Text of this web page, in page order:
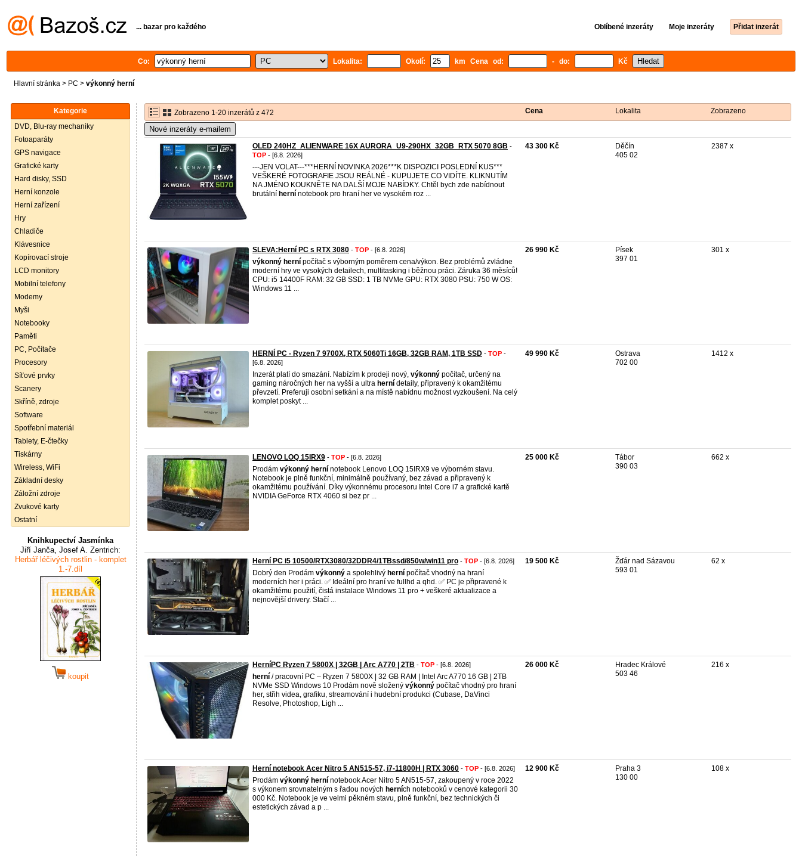
... bazar pro každého Oblíbené inzeráty Moje inzeráty Přidat inzerát
Co: Lokalita: Okolí: km Cena od: - do: Kč
Hlavní stránka > PC > výkonný herní
Kategorie
DVD, Blu-ray mechaniky
Fotoaparáty
GPS navigace
Grafické karty
Hard disky, SSD
Herní konzole
Herní zařízení
Hry
Chladiče
Klávesnice
Kopírovací stroje
LCD monitory
Mobilní telefony
Modemy
Myši
Notebooky
Paměti
PC, Počítače
Procesory
Síťové prvky
Scanery
Skříně, zdroje
Software
Spotřební materiál
Tablety, E-čtečky
Tiskárny
Wireless, WiFi
Základní desky
Záložní zdroje
Zvukové karty
Ostatní
Knihkupectví Jasmínka
Jiří Janča, Josef A. Zentrich:
Herbář léčivých rostlin - komplet
1.-7.díl
koupit
Zobrazeno 1-20 inzerátů z 472 Cena Lokalita Zobrazeno
Nové inzeráty e-mailem
OLED 240HZ_ALIENWARE 16X AURORA_U9-290HX_32GB_RTX 5070 8GB -
TOP - [6.8. 2026]
---JEN VOLAT---***HERNÍ NOVINKA 2026***K DISPOZICI POSLEDNÍ KUS***
VEŠKERÉ FOTOGRAFIE JSOU REÁLNÉ - KUPUJETE CO VIDÍTE. KLIKNUTÍM
NA JMÉNO KOUKNĚTE NA DALŠÍ MOJE NABÍDKY. Chtěl bych zde nabídnout
brutální herní notebook pro hraní her ve vysokém roz ...
43 300 Kč
Děčín
405 02
2387 x
SLEVA:Herní PC s RTX 3080 - TOP - [6.8. 2026]
výkonný herní počítač s výborným poměrem cena/výkon. Bez problémů zvládne
moderní hry ve vysokých detailech, multitasking i běžnou práci. Záruka 36 měsíců!
CPU: i5 14400F RAM: 32 GB SSD: 1 TB NVMe GPU: RTX 3080 PSU: 750 W OS:
Windows 11 ...
26 990 Kč
Písek
397 01
301 x
HERNÍ PC - Ryzen 7 9700X, RTX 5060Ti 16GB, 32GB RAM, 1TB SSD - TOP -
[6.8. 2026]
Inzerát platí do smazání. Nabízím k prodeji nový, výkonný počítač, určený na
gaming náročných her na vyšší a ultra herní detaily, připravený k okamžitému
převzetí. Preferuji osobní setkání a na místě nabídnu možnost vyzkoušení. Na celý
komplet poskyt ...
49 990 Kč
Ostrava
702 00
1412 x
LENOVO LOQ 15IRX9 - TOP - [6.8. 2026]
Prodám výkonný herní notebook Lenovo LOQ 15IRX9 ve výborném stavu.
Notebook je plně funkční, minimálně používaný, bez závad a připravený k
okamžitému používání. Díky výkonnému procesoru Intel Core i7 a grafické kartě
NVIDIA GeForce RTX 4060 si bez pr ...
25 000 Kč
Tábor
390 03
662 x
Herní PC i5 10500/RTX3080/32DDR4/1TBssd/850w/win11 pro - TOP - [6.8. 2026]
Dobrý den Prodám výkonný a spolehlivý herní počítač vhodný na hraní
moderních her i práci. ✅ Ideální pro hraní ve fullhd a qhd. ✅ PC je připravené k
okamžitému použití, čistá instalace Windows 11 pro + veškeré aktualizace a
nejnovější drivery. Stačí ...
19 500 Kč
Žďár nad Sázavou
593 01
62 x
HerníPC Ryzen 7 5800X | 32GB | Arc A770 | 2TB - TOP - [6.8. 2026]
herní / pracovní PC – Ryzen 7 5800X | 32 GB RAM | Intel Arc A770 16 GB | 2TB
NVMe SSD Windows 10 Prodám nově složený výkonný počítač vhodný pro hraní
her, střih videa, grafiku, streamování i hudební produkci (Cubase, DaVinci
Resolve, Photoshop, Ligh ...
26 000 Kč
Hradec Králové
503 46
216 x
Herní notebook Acer Nitro 5 AN515-57, i7-11800H | RTX 3060 - TOP - [6.8. 2026]
Prodám výkonný herní notebook Acer Nitro 5 AN515-57, zakoupený v roce 2022
s výkonem srovnatelným s řadou nových herních notebooků v cenové kategorii 30
000 Kč. Notebook je ve velmi pěkném stavu, plně funkční, bez technických či
estetických závad a p ...
12 900 Kč
Praha 3
130 00
108 x